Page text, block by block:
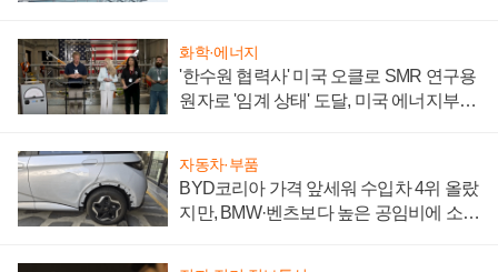
화학·에너지
'한수원 협력사' 미국 오클로 SMR 연구용
원자로 '임계 상태' 도달, 미국 에너지부
자동차·부품
BYD코리아 가격 앞세워 수입차 4위 올랐
지만, BMW·벤츠보다 높은 공임비에 소비